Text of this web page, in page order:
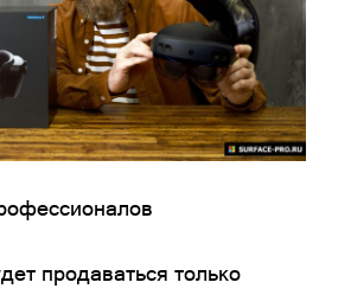
продаваться только